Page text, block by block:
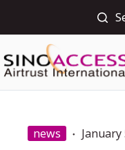
news January